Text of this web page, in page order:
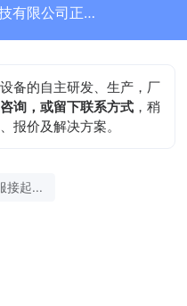
山东天合环境科技有限公司正在为您服务
备的自主研发、生产，厂
询，或留下联系方式 ，稍
报价及解决方案。
接起...